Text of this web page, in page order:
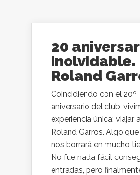
20
inolvidable.
Roland
Coincidiendo con el 20º
aniversario del club,
experiencia única: viajar a
Roland Garros. Algo
nos borrará en mucho
No fue nada fácil
entradas, pero